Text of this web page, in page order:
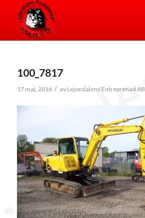
100_7817
17 maj, 2016 / av Lejondalens Entreprenad AB